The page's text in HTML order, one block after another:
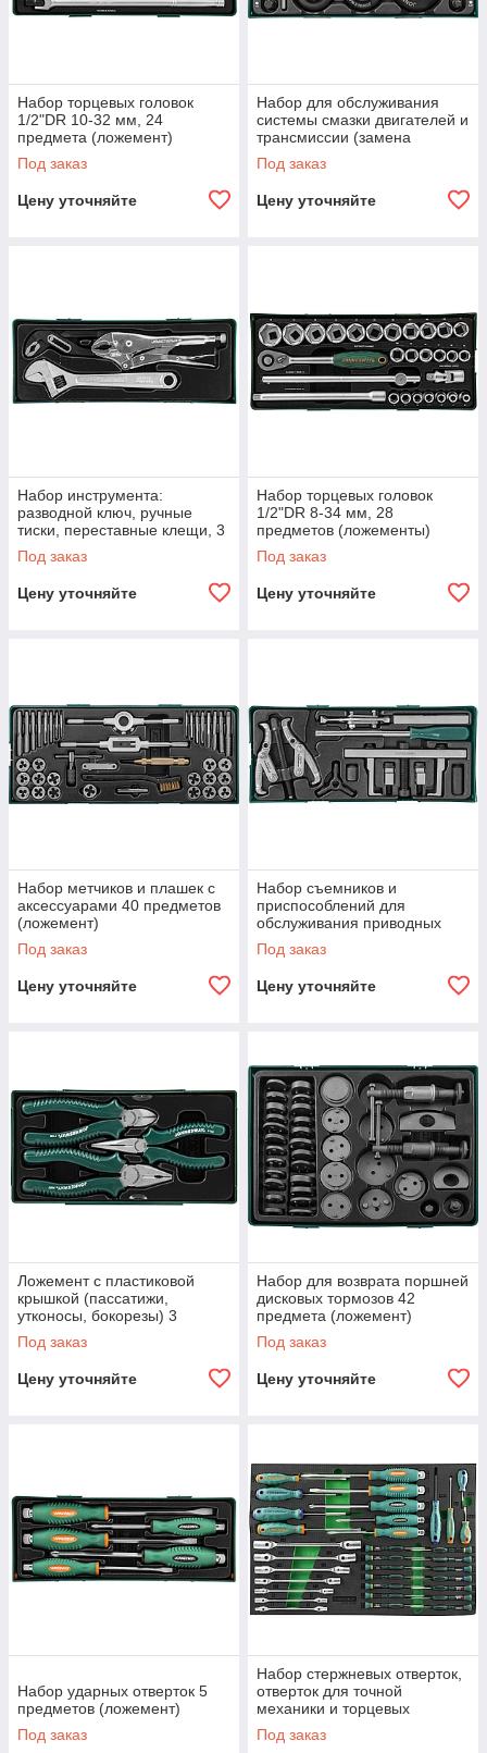
Набор торцевых головок
1/2"DR 10-32 мм, 24
предмета (ложемент)
Под заказ
Цену уточняйте
Набор для обслуживания
системы смазки двигателей и
трансмиссии (замена
масла.фильтров)(ложемент),
24 предмета
Под заказ
Цену уточняйте
Набор инструмента:
разводной ключ, ручные
тиски, переставные клещи, 3
предмета (ложемент)
Под заказ
Цену уточняйте
Набор торцевых головок
1/2"DR 8-34 мм, 28
предметов (ложементы)
Под заказ
Цену уточняйте
Набор метчиков и плашек с
аксессуарами 40 предметов
(ложемент)
Под заказ
Цену уточняйте
Набор съемников и
приспособлений для
обслуживания приводных
шкивов (ложемент)
Под заказ
Цену уточняйте
Ложемент с пластиковой
крышкой (пассатижи,
утконосы, бокорезы) 3
предмета
Под заказ
Цену уточняйте
Набор для возврата поршней
дисковых тормозов 42
предмета (ложемент)
Под заказ
Цену уточняйте
Набор ударных отверток 5
предметов (ложемент)
Под заказ
Набор стержневых отверток,
отверток для точной
механики и торцевых
шарнирных ключей. 34
предмета в EVA ложементе
Под заказ